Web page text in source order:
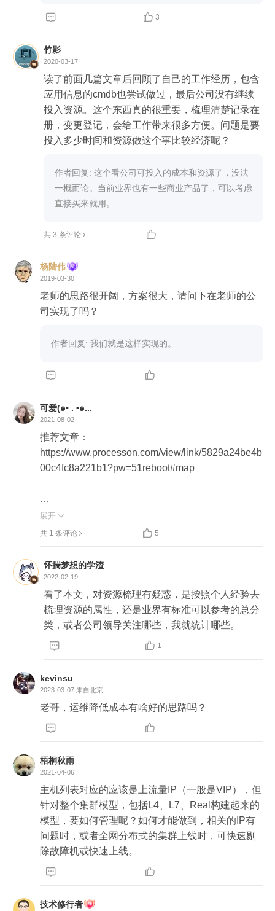
  3
竹影
2020-03-17
读了前面几篇文章后回顾了自己的工作经历，包含
应用信息的cmdb也尝试做过，最后公司没有继续
投入资源。这个东西真的很重要，梳理清楚记录在
册，变更登记，会给工作带来很多方便。问题是要
投入多少时间和资源做这个事比较经济呢？
作者回复: 这个看公司可投入的成本和资源了，没法
一概而论。当前业界也有一些商业产品了，可以考虑
直接买来就用。
共 3 条评论 
杨陆伟
2019-03-30
老师的思路很开阔，方案很大，请问下在老师的公
司实现了吗？
作者回复: 我们就是这样实现的。
 
可爱(๑• . •๑...
2021-08-02
推荐文章：
https://www.processon.com/view/link/5829a24be4b
00c4fc8a221b1?pw=51reboot#map
https://mp.weixin.qq.com/s?src=11&timestamp=162
7880171&ver=3227&signature=OL2etre4VppMqag
gRvTU6LFul7YEwd80WrIdr6nenXYJae6EvbQArR
1B-4B4GZJqmhznpMjx*PH5zarLdVFQsS7&new=1
展开 
共 1 条评论  5
怀揣梦想的学渣
2022-02-19
看了本文，对资源梳理有疑惑，是按照个人经验去
梳理资源的属性，还是业界有标准可以参考的总分
类，或者公司领导关注哪些，我就统计哪些。
  1
kevinsu
2023-03-07 来自北京
老哥，运维降低成本有啥好的思路吗？
 
梧桐秋雨
2021-04-06
主机列表对应的应该是上流量IP（一般是VIP），但
针对整个集群模型，包括L4、L7、Real构建起来的
模型，要如何管理呢？如何才能做到，相关的IP有
问题时，或者全网分布式的集群上线时，可快速剔
除故障机或快速上线。
 
技术修行者